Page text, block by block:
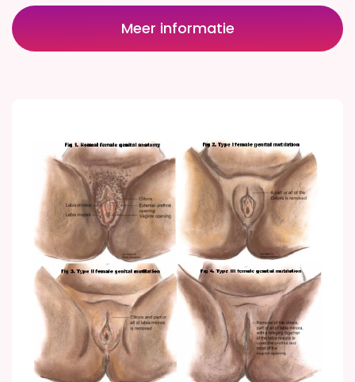
Meer informatie